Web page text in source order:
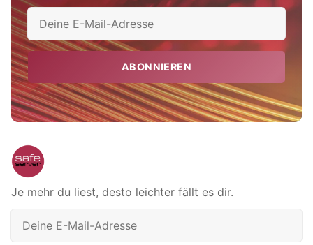
ABONNIEREN
Je mehr du liest, desto leichter fällt es dir.